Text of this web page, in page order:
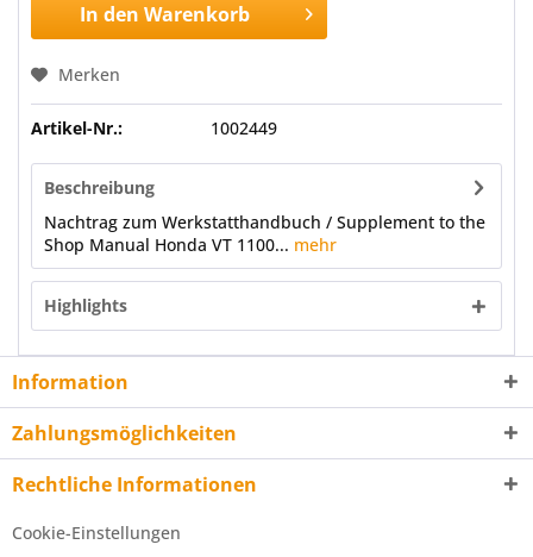
In den Warenkorb
Merken
Artikel-Nr.: 1002449
Beschreibung
Nachtrag zum Werkstatthandbuch / Supplement to the
Shop Manual Honda VT 1100... mehr
Highlights
Information
Zahlungsmöglichkeiten
Rechtliche Informationen
Cookie-Einstellungen